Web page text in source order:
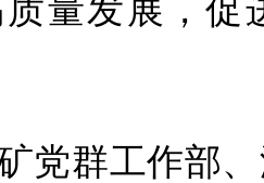
量发展，促
党群工作部